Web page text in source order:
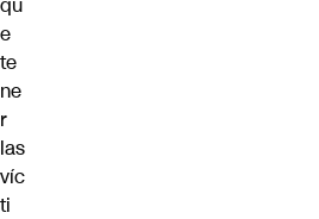
e
te
ne
r
las
víc
ti